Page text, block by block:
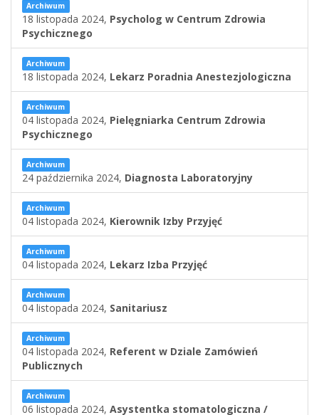
Archiwum
18 listopada 2024, Psycholog w Centrum Zdrowia
Psychicznego
Archiwum
18 listopada 2024, Lekarz Poradnia Anestezjologiczna
Archiwum
04 listopada 2024, Pielęgniarka Centrum Zdrowia
Psychicznego
Archiwum
24 października 2024, Diagnosta Laboratoryjny
Archiwum
04 listopada 2024, Kierownik Izby Przyjęć
Archiwum
04 listopada 2024, Lekarz Izba Przyjęć
Archiwum
04 listopada 2024, Sanitariusz
Archiwum
04 listopada 2024, Referent w Dziale Zamówień
Publicznych
Archiwum
06 listopada 2024, Asystentka stomatologiczna /